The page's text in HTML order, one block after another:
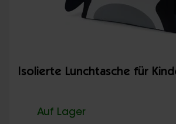
Isolierte Lunchtasche für
Auf Lager